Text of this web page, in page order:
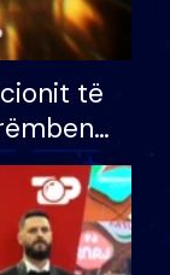
të
eurosh